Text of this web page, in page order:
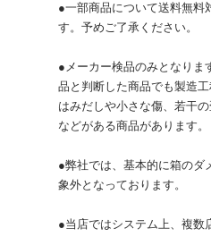
●一部商品について送料無料
す。予めご了承ください。
●メーカー検品のみとなりま
品と判断した商品でも製造
はみだしや小さな傷、若干
などがある商品があります。
●弊社では、基本的に箱のダ
象外となっております。
●当店ではシステム上、複数